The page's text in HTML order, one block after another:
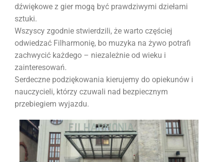
dźwiękowe z gier mogą być prawdziwymi dziełami
sztuki.
Wszyscy zgodnie stwierdzili, że warto częściej
odwiedzać Filharmonię, bo muzyka na żywo potrafi
zachwycić każdego – niezależnie od wieku i
zainteresowań.
Serdeczne podziękowania kierujemy do opiekunów i
nauczycieli, którzy czuwali nad bezpiecznym
przebiegiem wyjazdu.